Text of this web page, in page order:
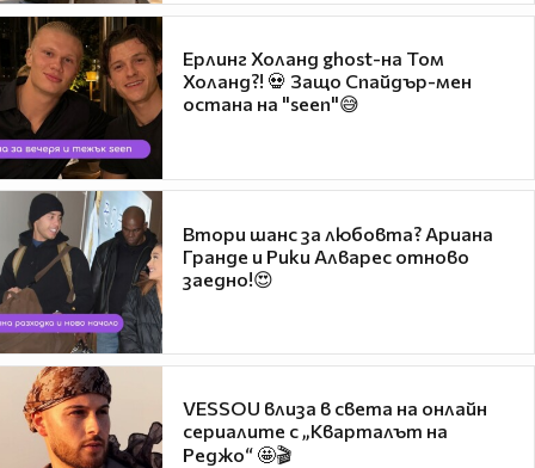
Ерлинг Холанд ghost-на Том
Холанд?! 💀 Защо Спайдър-мен
остана на "seen"😅
Втори шанс за любовта? Ариана
Гранде и Рики Алварес отново
заедно!😍
VESSOU влиза в света на онлайн
сериалите с „Кварталът на
Реджо“ 🤩🎬